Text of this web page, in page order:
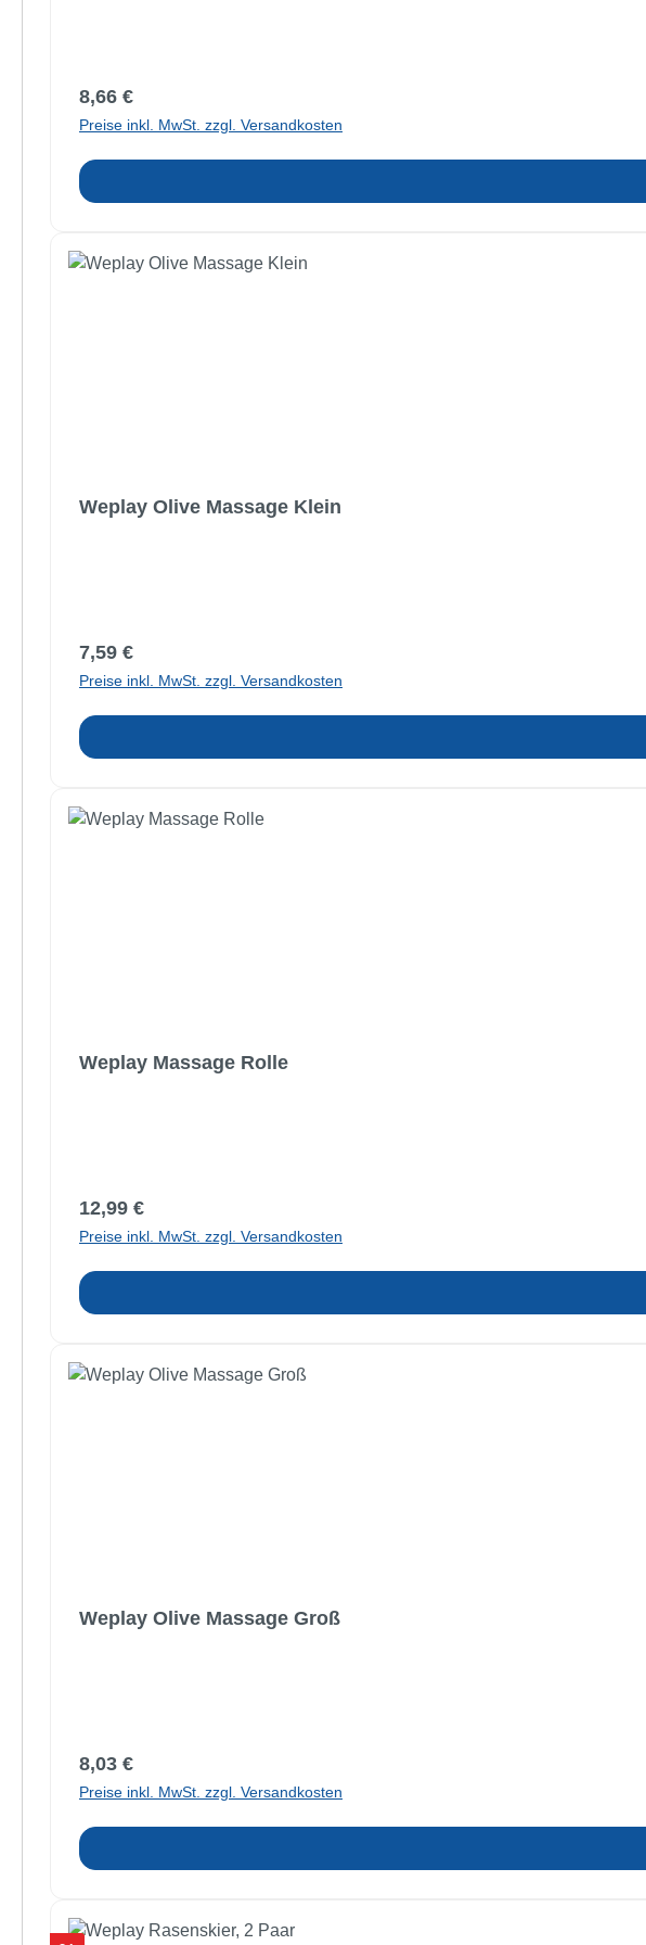
Regulärer Preis:
8,66 €
Preise inkl. MwSt. zzgl. Versandkosten
Weplay Olive Massage Klein
Regulärer Preis:
7,59 €
Preise inkl. MwSt. zzgl. Versandkosten
Weplay Massage Rolle
Regulärer Preis:
12,99 €
Preise inkl. MwSt. zzgl. Versandkosten
Weplay Olive Massage Groß
Regulärer Preis:
8,03 €
Preise inkl. MwSt. zzgl. Versandkosten